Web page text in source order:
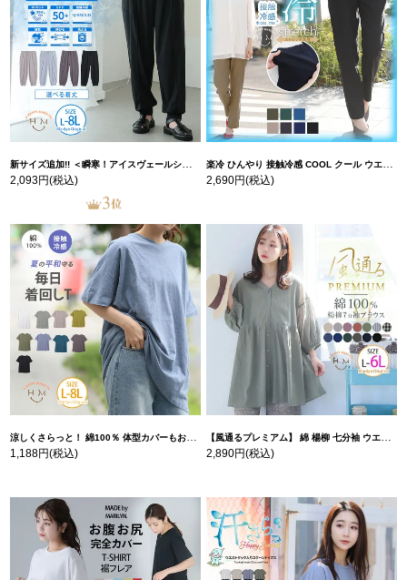
新サイズ追加!! ＜瞬寒！アイスヴェールシリーズ＞ 美脚 ジョガーパンツ 【ウェストゴム】 【ストレッチ】 | 大きいサイズの通販ならハッピーマリリン
2,093円(税込)
楽冷 ひんやり 接触冷感 COOL クール ウエストゴム 楽ちん ストレッチ 美脚 レギパン 【ストレッチ】 | 大きいサイズの通販ならハッピーマリリン
2,690円(税込)
涼しくさらっと！ 綿100％ 体型カバーもお洒落も叶える 風合いコットン ゆるシルエット ドルマン | 大きいサイズの通販ならハッピーマリリン
1,188円(税込)
【風通るプレミアム】 綿 楊柳 七分袖 ウエストギャザー ブラウス | 大きいサイズの通販ならハッピーマリリン
2,890円(税込)